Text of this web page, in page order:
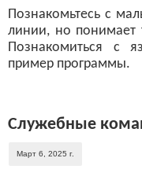
Познакомьтесь с
линии, но понимает
Познакомиться с
пример программы.
Служебные
Март 6, 2025 г.